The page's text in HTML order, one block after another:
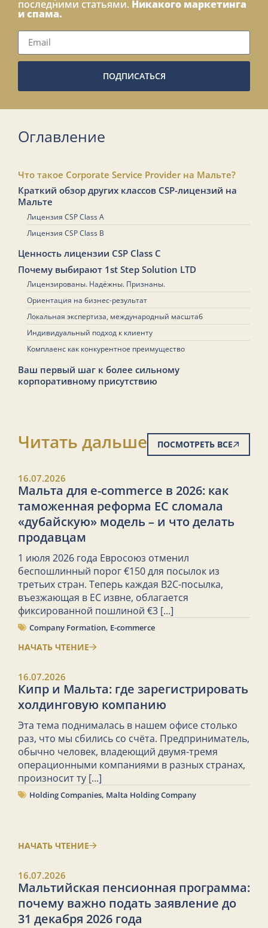
последними статьями. Никакого маркетинга
и спама.
ПОДПИСАТЬСЯ
Оглавление
Что такое Corporate Service Provider на Мальте?
Краткий обзор других классов CSP-лицензий на
Мальте
Лицензия CSP Class A
Лицензия CSP Class B
Ценность лицензии CSP Class C
Почему выбирают 1st Step Solution LTD
Лицензированы. Надёжны. Признаны.
Ориентация на бизнес-результат
Локальная экспертиза, международный масштаб
Индивидуальный подход к клиенту
Комплаенс как конкурентное преимущество
Ваш первый шаг к более сильному
корпоративному присутствию
Читать дальше ПОСМОТРЕТЬ ВСЕ
16.07.2026
Мальта для e-commerce в 2026: как
таможенная реформа ЕС сломала
«дубайскую» модель – и что делать
продавцам
1 июля 2026 года Евросоюз отменил
беспошлинный порог €150 для посылок из
третьих стран. Теперь каждая B2C-посылка,
въезжающая в ЕС извне, облагается
фиксированной пошлиной €3 [...]
Company Formation, E-commerce
НАЧАТЬ ЧТЕНИЕ
16.07.2026
Кипр и Мальта: где зарегистрировать
холдинговую компанию
Эта тема поднималась в нашем офисе столько
раз, что мы сбились со счёта. Предприниматель,
обычно человек, владеющий двумя-тремя
операционными компаниями в разных странах,
произносит ту [...]
Holding Companies, Malta Holding Company
НАЧАТЬ ЧТЕНИЕ
16.07.2026
Мальтийская пенсионная программа:
почему важно подать заявление до
31 декабря 2026 года